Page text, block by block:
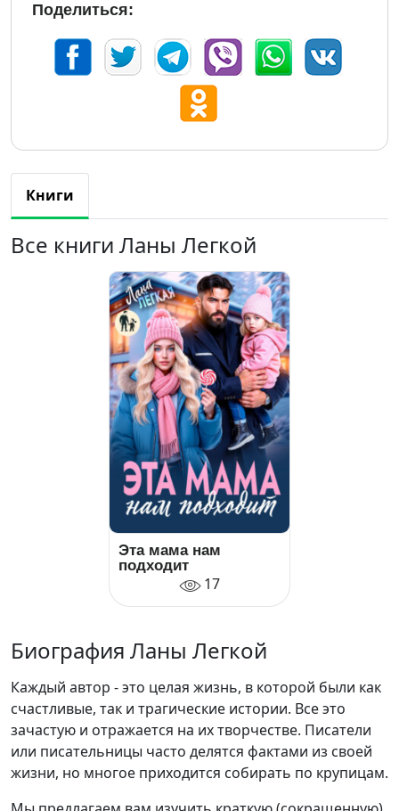
Поделиться:
Книги
Все книги Ланы Легкой
Эта мама нам
подходит
17
Биография Ланы Легкой
Каждый автор - это целая жизнь, в которой были как
счастливые, так и трагические истории. Все это
зачастую и отражается на их творчестве. Писатели
или писательницы часто делятся фактами из своей
жизни, но многое приходится собирать по крупицам.